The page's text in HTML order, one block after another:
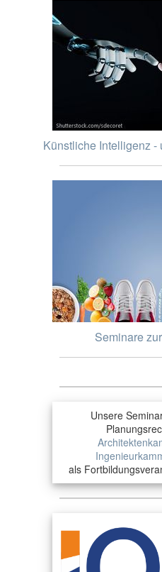
Künstliche Intelligenz
Seminare
Unsere
als